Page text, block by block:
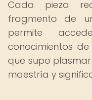
Cada pieza
fragmento de
permite
conocimientos
que supo
maestría y